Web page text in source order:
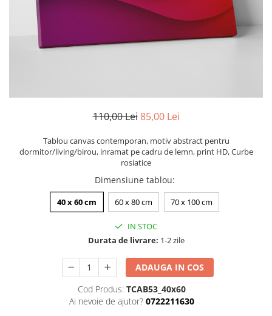
Zodia Fecioara
Zodia Gemeni
Zodia Leu
Zodia Pesti
Zodia Scorpion
Tricou personalizat cu imaginea
sau textul tau
Tricouri mamici
Tricouri tatici
Tricouri gameri
Tricouri music is life
Tricouri sporturi de iarna
Tablouri PVC
Tablouri PVC copii
110,00 Lei 85,00 Lei
Tablou canvas contemporan, motiv abstract pentru
dormitor/living/birou, inramat pe cadru de lemn, print HD, Curbe
rosiatice
Dimensiune tablou:
40 x 60 cm 60 x 80 cm 70 x 100 cm
IN STOC
Durata de livrare: 1-2 zile
ADAUGA IN COS
Cod Produs: TCAB53_40x60
Ai nevoie de ajutor? 0722211630